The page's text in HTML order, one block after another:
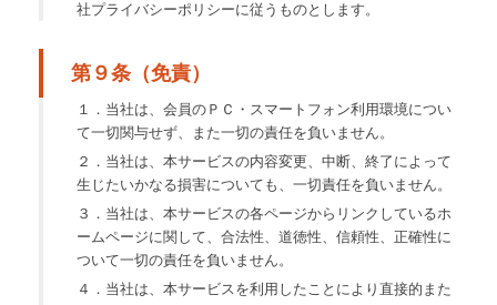
社プライバシーポリシーに従うものとします。
第９条（免責）
１．当社は、会員のＰＣ・スマートフォン利用環境につい
て一切関与せず、また一切の責任を負いません。
２．当社は、本サービスの内容変更、中断、終了によって
生じたいかなる損害についても、一切責任を負いません。
３．当社は、本サービスの各ページからリンクしているホ
ームページに関して、合法性、道徳性、信頼性、正確性に
ついて一切の責任を負いません。
４．当社は、本サービスを利用したことにより直接的また